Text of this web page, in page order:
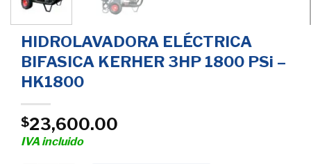
HIDROLAVADORA ELÉCTRICA
BIFASICA KERHER 3HP 1800 PSi –
HK1800
$23,600.00
IVA incluido